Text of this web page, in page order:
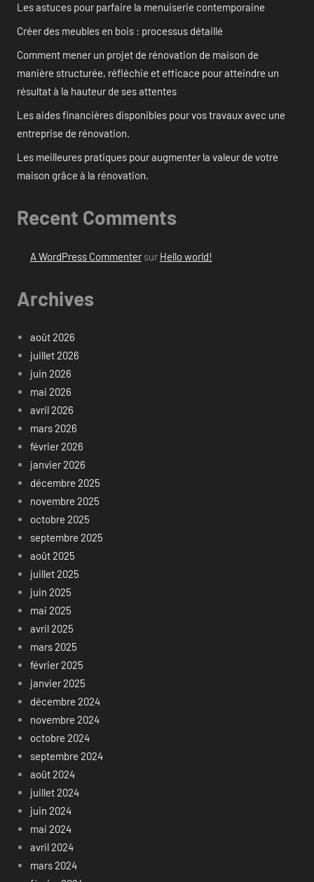
Les astuces pour parfaire la menuiserie contemporaine
Créer des meubles en bois : processus détaillé
Comment mener un projet de rénovation de maison de
manière structurée, réfléchie et efficace pour atteindre un
résultat à la hauteur de ses attentes
Les aides financières disponibles pour vos travaux avec une
entreprise de rénovation.
Les meilleures pratiques pour augmenter la valeur de votre
maison grâce à la rénovation.
Recent Comments
A WordPress Commentersur Hello world!
Archives
août 2026
juillet 2026
juin 2026
mai 2026
avril 2026
mars 2026
février 2026
janvier 2026
décembre 2025
novembre 2025
octobre 2025
septembre 2025
août 2025
juillet 2025
juin 2025
mai 2025
avril 2025
mars 2025
février 2025
janvier 2025
décembre 2024
novembre 2024
octobre 2024
septembre 2024
août 2024
juillet 2024
juin 2024
mai 2024
avril 2024
mars 2024